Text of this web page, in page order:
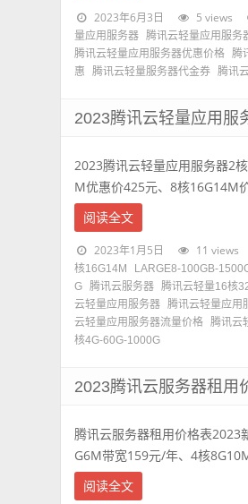
2023年6月3日 5 views
量应用服务器 腾讯云轻量应用服务
腾讯云轻量应用服务器优惠价格 腾
惠
腾讯云轻量服务器代金券 腾讯
2023腾讯云轻量应用服
2023腾讯云轻量应用服务器2
M优惠价425元、8核16G14M
阅读全文
2023年1月5日 11 views
核16G14M
LARGE8-100GB-
G 腾讯云服务器 腾讯云轻量16核
云轻量应用服务器 腾讯云轻量应用
云轻量应用服务器流量价格 腾讯云
核4G-60G-1000G
2023腾讯云服务器租用
腾讯云服务器租用价格表2023
G6M带宽159元/年、4核
阅读全文